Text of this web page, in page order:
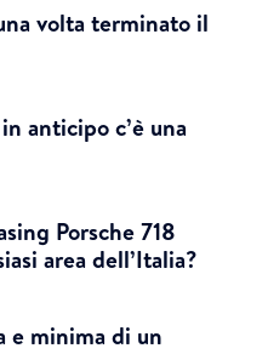
volta terminato il
anticipo c’è una
Porsche 718
area dell’Italia?
e minima di un